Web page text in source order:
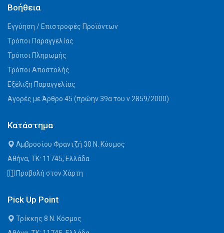
Βοήθεια
Εγγύηση / Επιστροφές Προϊόντων
Τρόποι Παραγγελίας
Τρόποι Πληρωμής
Τρόποι Αποστολής
Εξέλιξη Παραγγελίας
Αγορές με Άρθρο 45 (πρώην 39α του ν.2859/2000)
Κατάστημα
Αμβροσίου Φραντζή 30 Ν. Κόσμος
Αθήνα, ΤΚ: 11745, Ελλάδα
Προβολή στον Χάρτη
Pick Up Point
Τρίκκης 8 Ν. Κόσμος